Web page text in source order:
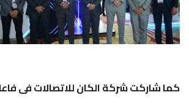
كما شاركت شركة الكان للاتصالات فى